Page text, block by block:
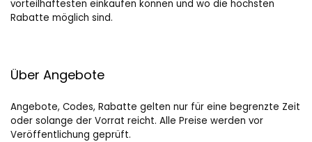
vorteilhaftesten einkaufen können und wo die höchsten
Rabatte möglich sind.
Über Angebote
Angebote, Codes, Rabatte gelten nur für eine begrenzte Zeit
oder solange der Vorrat reicht. Alle Preise werden vor
Veröffentlichung geprüft.